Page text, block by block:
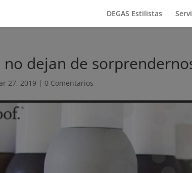
DEGAS Estilistas
no dejan de
27, 2019 | 0 Comentarios